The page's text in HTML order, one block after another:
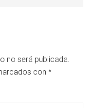
no será publicada.
con*